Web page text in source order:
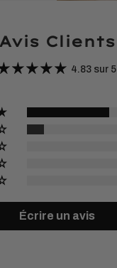
Avis Clients
4.83 sur 5
Écrire un avis